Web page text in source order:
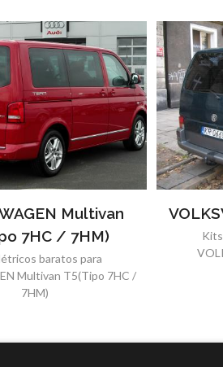
Multivan
7HC / 7HM)
baratos para
Multivan T5(Tipo 7HC /
7HM)